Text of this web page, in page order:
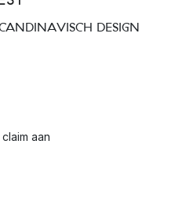
DESIGN
aan